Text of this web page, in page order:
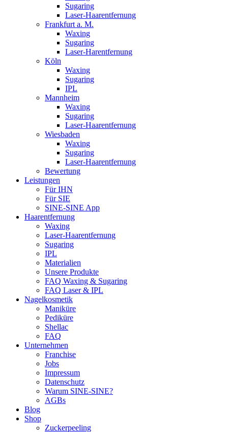
Sugaring
Laser-Haarentfernung
Frankfurt a. M.
Waxing
Sugaring
Laser-Harentfernung
Köln
Waxing
Sugaring
IPL
Mannheim
Waxing
Sugaring
Laser-Haarentfernung
Wiesbaden
Waxing
Sugaring
Laser-Haarentfernung
Bewertung
Leistungen
Für IHN
Für SIE
SINE-SINE App
Haarentfernung
Waxing
Laser-Haarentfernung
Sugaring
IPL
Materialien
Unsere Produkte
FAQ Waxing & Sugaring
FAQ Laser & IPL
Nagelkosmetik
Maniküre
Pediküre
Shellac
FAQ
Unternehmen
Franchise
Jobs
Impressum
Datenschutz
Warum SINE-SINE?
AGBs
Blog
Shop
Zuckerpeeling